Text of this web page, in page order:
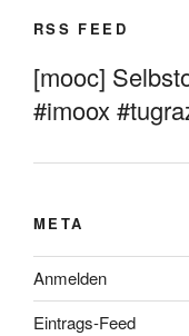
RSS FEED
[mooc]
#imoox
META
Anmelden
Eintrags-Feed